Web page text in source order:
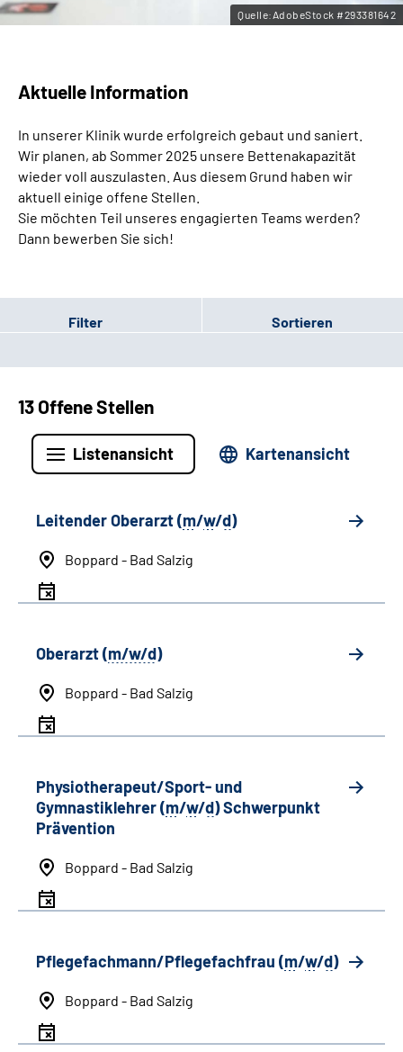
Quelle:AdobeStock #293381642
Aktuelle Information
In unserer Klinik wurde erfolgreich gebaut und saniert.
Wir planen, ab Sommer 2025 unsere Bettenakapazität
wieder voll auszulasten. Aus diesem Grund haben wir
aktuell einige offene Stellen.
Sie möchten Teil unseres engagierten Teams werden?
Dann bewerben Sie sich!
Filter Sortieren
13 Offene Stellen
Listenansicht Kartenansicht
Leitender Oberarzt (m/w/d)
Boppard - Bad Salzig
Oberarzt (m/w/d)
Boppard - Bad Salzig
Physiotherapeut/Sport- und
Gymnastiklehrer (m/w/d) Schwerpunkt
Prävention
Boppard - Bad Salzig
Pflegefachmann/Pflegefachfrau (m/w/d)
Boppard - Bad Salzig